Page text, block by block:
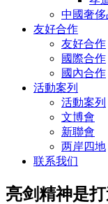
中國奢
友好合作
友好合作
國際合作
國內合作
活動案列
活動案列
文博會
新聯會
两岸四地
联系我们
亮剑精神是